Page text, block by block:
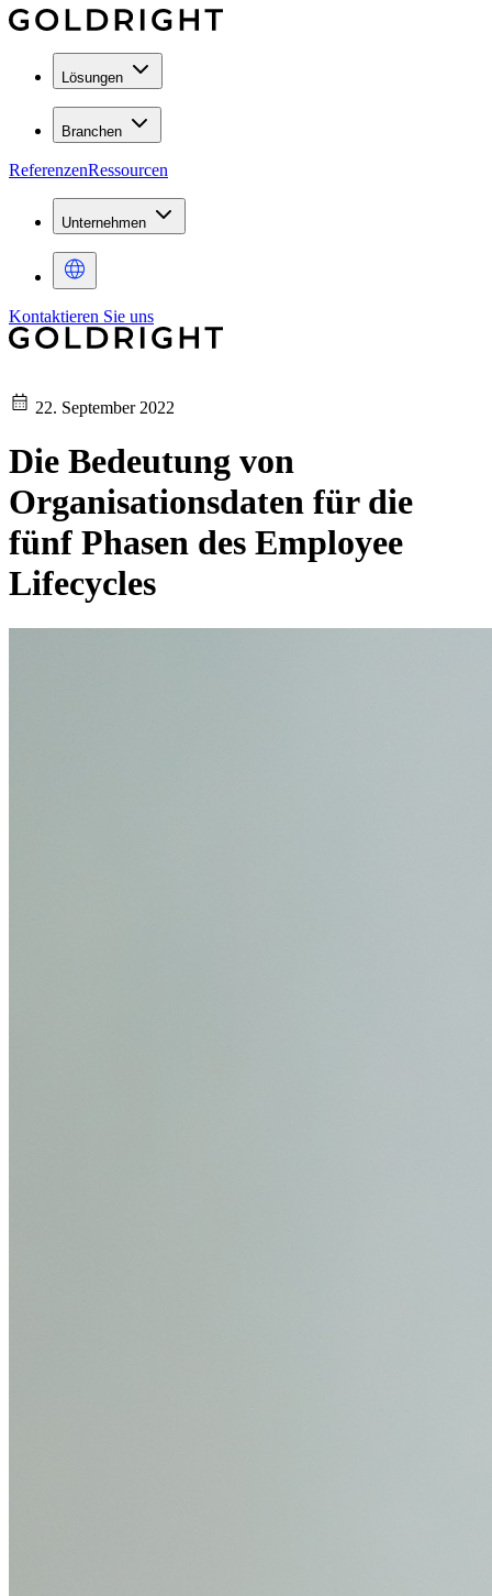
Lösungen
Branchen
ReferenzenRessourcen
Unternehmen
Kontaktieren Sie uns
22. September 2022
Die Bedeutung von
Organisationsdaten für die
fünf Phasen des Employee
Lifecycles